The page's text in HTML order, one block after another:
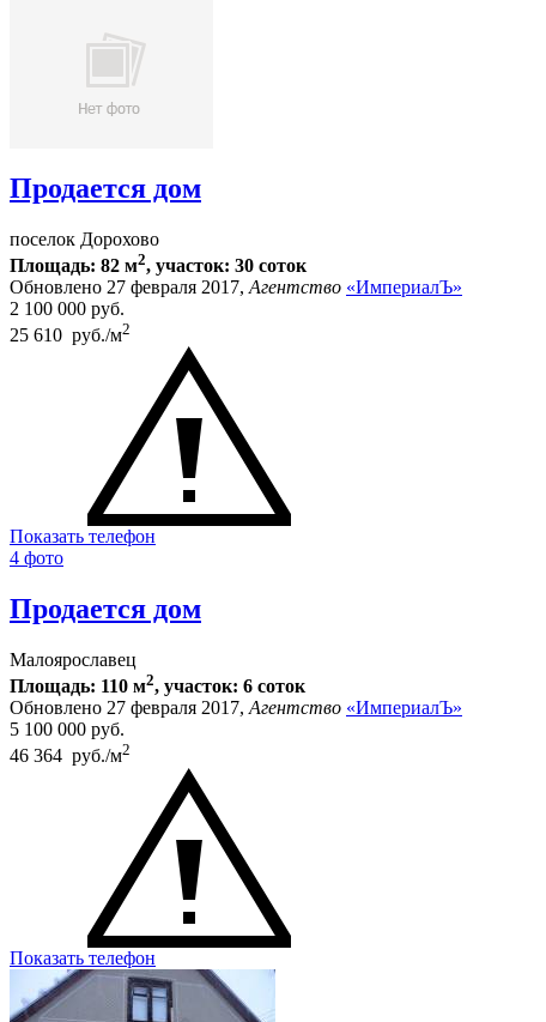
Продается дом
поселок Дорохово
Площадь: 82 м2, участок: 30 соток
Обновлено 27 февраля 2017, Агентство «ИмпериалЪ»
2 100 000 руб.
25 610 руб./м2
Показать телефон
4 фото
Продается дом
Малоярославец
Площадь: 110 м2, участок: 6 соток
Обновлено 27 февраля 2017,Агентство «ИмпериалЪ»
5 100 000 руб.
46 364 руб./м2
Показать телефон